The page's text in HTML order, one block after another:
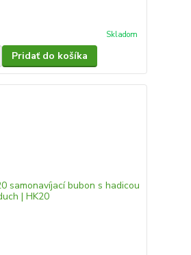
Skladom
Pridať do košíka